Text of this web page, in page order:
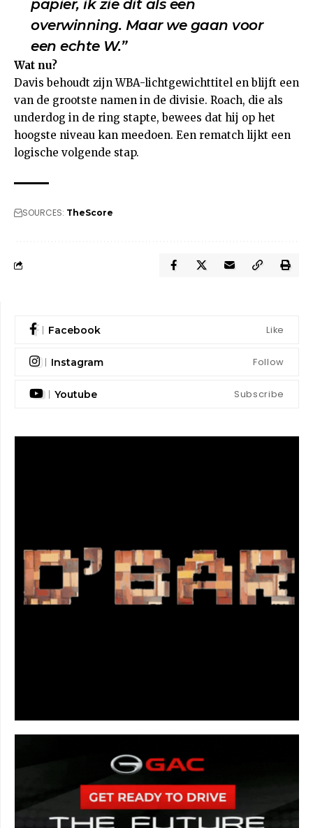
papier, ik zie dit als een
overwinning. Maar we gaan voor
een echte W.”
Wat nu?
Davis behoudt zijn WBA-lichtgewichttitel en blijft een
van de grootste namen in de divisie. Roach, die als
underdog in de ring stapte, bewees dat hij op het
hoogste niveau kan meedoen. Een rematch lijkt een
logische volgende stap.
SOURCES: TheScore
Facebook Like
Instagram Follow
Youtube Subscribe